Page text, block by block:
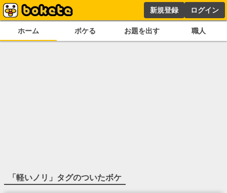
新規登録 ログイン
ホーム ボケる お題を出す 職人
「軽いノリ 」タグのついたボケ